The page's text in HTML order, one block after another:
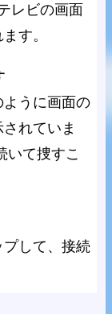
レビの画面
す。
ように画面の
れていま
いて捜すこ
プして、接続